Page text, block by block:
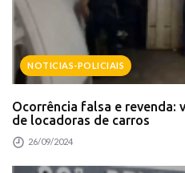
NOTICIAS-POLICIAIS
Ocorrência falsa e revenda:
de locadoras de carros
26/09/2024